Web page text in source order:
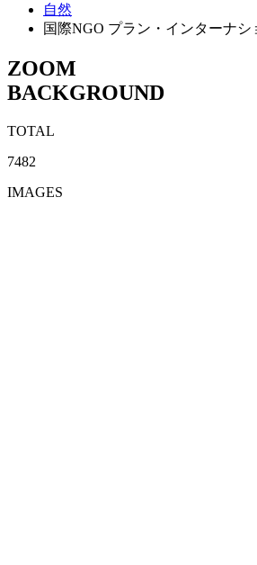
自然
国際NGO プラン・インターナシ
ZOOM
BACKGROUND
TOTAL
7482
IMAGES